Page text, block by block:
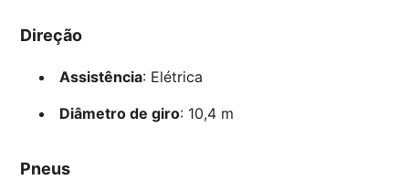
Direção
Assistência: Elétrica
Diâmetro de giro: 10,4 m
Pneus